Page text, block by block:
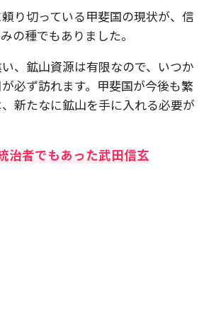
り切っている甲斐国の現状が、信
の種でもありました。
、鉱山資源は有限なので、いつか
必ず訪れます。甲斐国が今後も繁
新たなに鉱山を手に入れる必要が
治者でもあった武田信玄